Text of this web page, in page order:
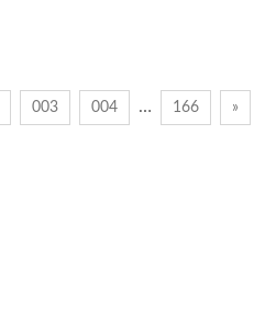
003 004 … 166 »